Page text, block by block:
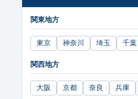
関東地方
東京 神奈川 埼玉 千葉
関西地方
大阪 京都 奈良 兵庫